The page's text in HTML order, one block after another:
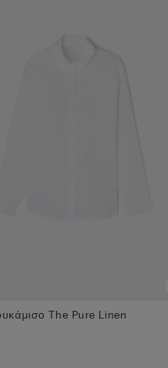
The Pure Linen